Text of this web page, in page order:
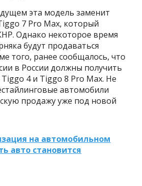
эта модель заменит
7 Pro Max, который
Однако некоторое время
будут продаваться
того, ранее сообщалось, что
в России должны получить
4 и Tiggo 8 Pro Max. Не
автомобили
продажу уже под новой
на автомобильном
авто становится